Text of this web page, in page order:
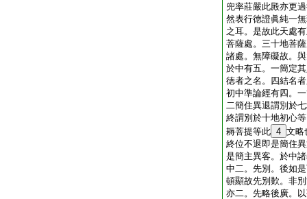
兜率莊嚴此殿亦更
然表行徳證眞純一
之耳。是故此天處
菩薩處。三十地菩
諸處。無障礙故。
於中有五。一簡定
徳者之名。四結名
初中準論經有四。
二簡住異退謂別於
終謂別於十地初心
耨菩提等此 4 文略
終位不退即是簡住
是簡主異客。於中
中二。先別。後如
頓顯故先別歎。非
亦二。先略後廣。